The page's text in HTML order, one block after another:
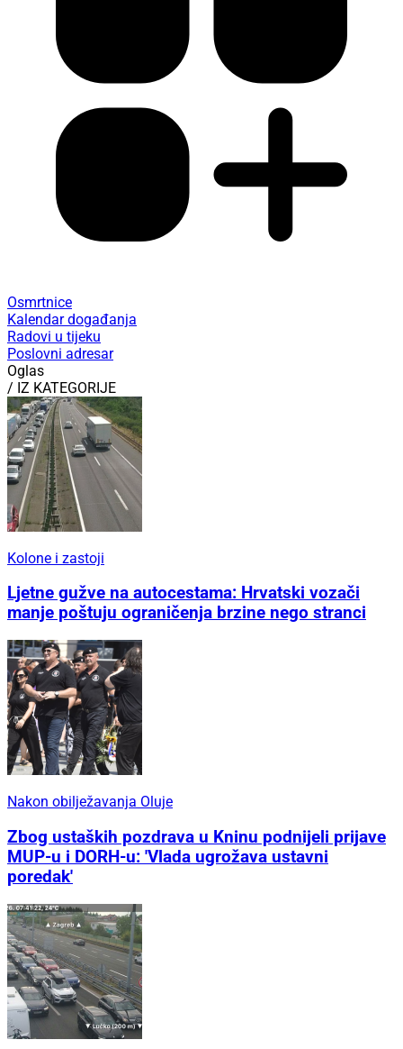
Osmrtnice
Kalendar događanja
Radovi u tijeku
Poslovni adresar
Oglas
/ IZ KATEGORIJE
Kolone i zastoji
Ljetne gužve na autocestama: Hrvatski vozači
manje poštuju ograničenja brzine nego stranci
Nakon obilježavanja Oluje
Zbog ustaških pozdrava u Kninu podnijeli prijave
MUP-u i DORH-u: 'Vlada ugrožava ustavni
poredak'